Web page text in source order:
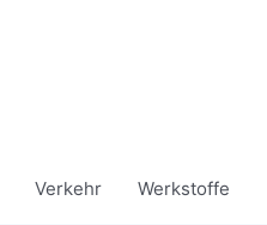
Verkehr Werkstoffe